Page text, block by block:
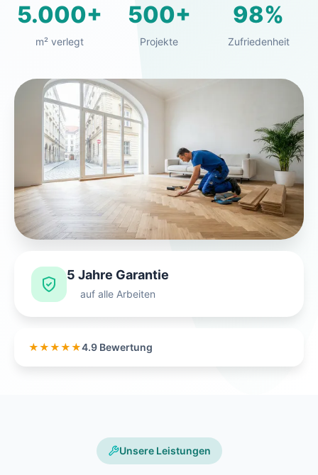
5.000+
m² verlegt
500+
Projekte
98%
Zufriedenheit
5 Jahre Garantie
auf alle Arbeiten
★★★★★4.9 Bewertung
Unsere Leistungen